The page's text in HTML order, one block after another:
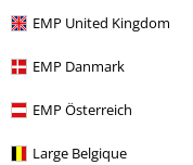
EMP United Kingdom
EMP Danmark
EMP Österreich
Large Belgique
Large Cadeaubonnen
ISIC Studentenkorting
EMP Backstage Club